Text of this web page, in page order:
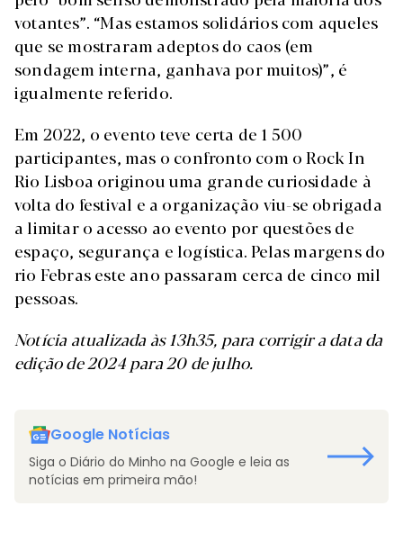
votantes”. “Mas estamos solidários com aqueles
que se mostraram adeptos do caos (em
sondagem interna, ganhava por muitos)”, é
igualmente referido.
Em 2022, o evento teve certa de 1 500
participantes, mas o confronto com o Rock In
Rio Lisboa originou uma grande curiosidade à
volta do festival e a organização viu-se obrigada
a limitar o acesso ao evento por questões de
espaço, segurança e logística. Pelas margens do
rio Febras este ano passaram cerca de cinco mil
pessoas.
Notícia atualizada às 13h35, para corrigir a data da
edição de 2024 para 20 de julho.
Google Notícias
Siga o Diário do Minho na Google e leia as
notícias em primeira mão!